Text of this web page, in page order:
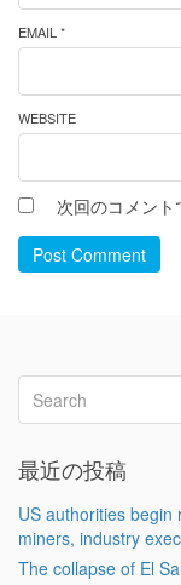
EMAIL *
WEBSITE
次回のコメン
Post Comment
最近の投稿
US authorities
miners, industry
The collapse of El